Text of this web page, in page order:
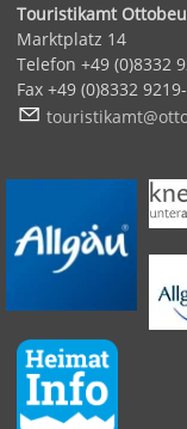
Touristikamt
Marktplatz 14
Telefon +49 (0)8332
Fax +49 (0)8332
t
r st k mt tt